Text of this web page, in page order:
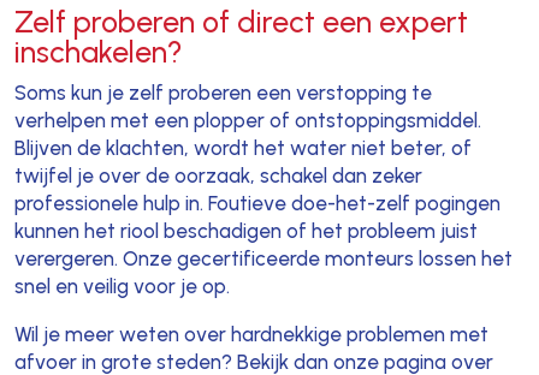
Zelf proberen of direct een expert
inschakelen?
Soms kun je zelf proberen een verstopping te
verhelpen met een plopper of ontstoppingsmiddel.
Blijven de klachten, wordt het water niet beter, of
twijfel je over de oorzaak, schakel dan zeker
professionele hulp in. Foutieve doe-het-zelf pogingen
kunnen het riool beschadigen of het probleem juist
verergeren. Onze gecertificeerde monteurs lossen het
snel en veilig voor je op.
Wil je meer weten over hardnekkige problemen met
afvoer in grote steden? Bekijk dan onze pagina over